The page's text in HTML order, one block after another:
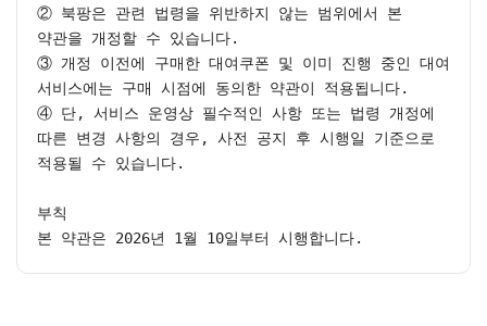
② 북팡은 관련 법령을 위반하지 않는 범위에서 본
약관을 개정할 수 있습니다.
③ 개정 이전에 구매한 대여쿠폰 및 이미 진행 중인 대여
서비스에는 구매 시점에 동의한 약관이 적용됩니다.
④ 단, 서비스 운영상 필수적인 사항 또는 법령 개정에
따른 변경 사항의 경우, 사전 공지 후 시행일 기준으로
적용될 수 있습니다.
부칙
본 약관은 2026년 1월 10일부터 시행합니다.